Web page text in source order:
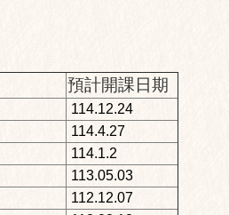
預計開課日期
114.12.24
114.4.27
114.1.2
113.05.03
112.12.07